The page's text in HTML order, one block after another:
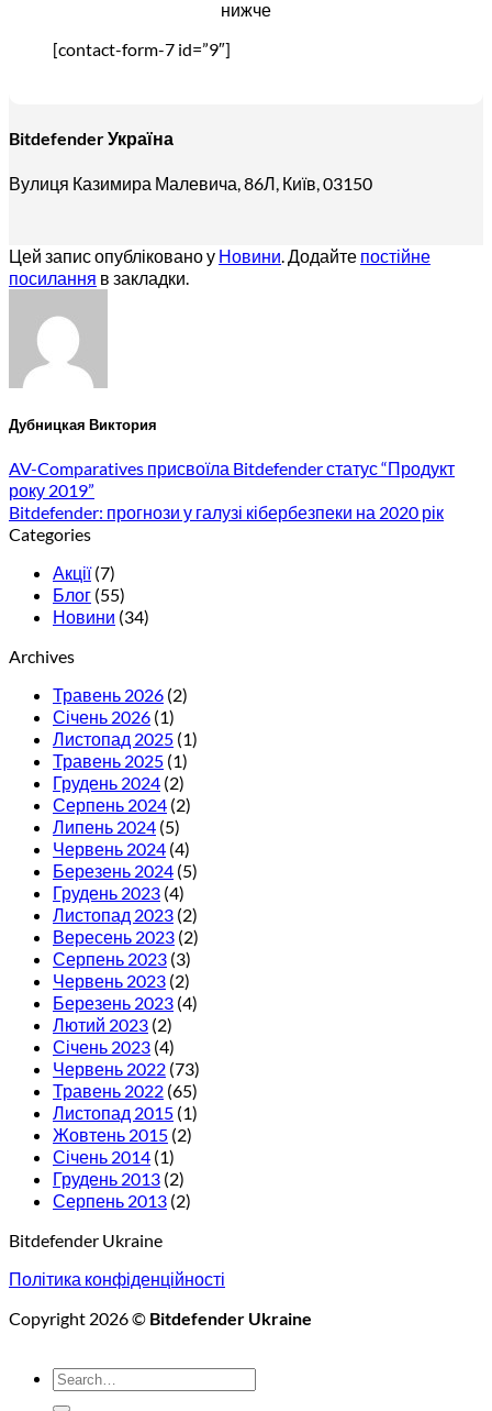
нижче
[contact-form-7 id=”9″]
Bitdefender Україна
Вулиця Казимира Малевича, 86Л, Київ, 03150
Цей запис опубліковано у Новини. Додайте постійне
посилання в закладки.
Дубницкая Виктория
AV-Comparatives присвоїла Bitdefender статус “Продукт
року 2019”
Bitdefender: прогнози у галузі кібербезпеки на 2020 рік
Categories
Акції(7)
Блог (55)
Новини (34)
Archives
Травень 2026 (2)
Січень 2026 (1)
Листопад 2025 (1)
Травень 2025 (1)
Грудень 2024 (2)
Серпень 2024 (2)
Липень 2024 (5)
Червень 2024 (4)
Березень 2024 (5)
Грудень 2023 (4)
Листопад 2023 (2)
Вересень 2023 (2)
Серпень 2023 (3)
Червень 2023 (2)
Березень 2023 (4)
Лютий 2023 (2)
Січень 2023 (4)
Червень 2022 (73)
Травень 2022 (65)
Листопад 2015 (1)
Жовтень 2015 (2)
Січень 2014 (1)
Грудень 2013 (2)
Серпень 2013 (2)
Bitdefender Ukraine
Політика конфіденційності
Copyright 2026 © Bitdefender Ukraine